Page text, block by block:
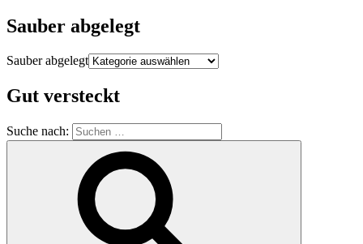
Sauber abgelegt
Sauber abgelegt
Gut versteckt
Suche nach: